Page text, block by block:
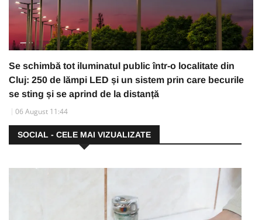
Se schimbă tot iluminatul public într-o localitate din
Cluj: 250 de lămpi LED și un sistem prin care becurile
se sting și se aprind de la distanță
06 August 11:44
SOCIAL - CELE MAI VIZUALIZATE